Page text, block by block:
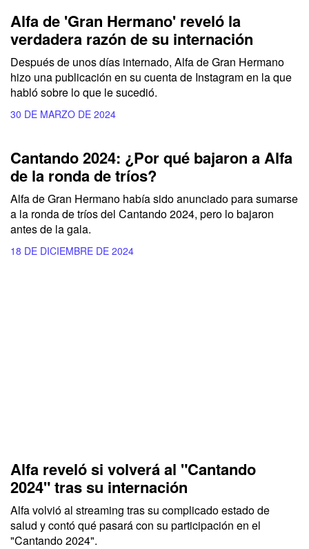
Alfa de 'Gran Hermano' reveló la
verdadera razón de su internación
Después de unos días internado, Alfa de Gran Hermano
hizo una publicación en su cuenta de Instagram en la que
habló sobre lo que le sucedió.
30 DE MARZO DE 2024
Cantando 2024: ¿Por qué bajaron a Alfa
de la ronda de tríos?
Alfa de Gran Hermano había sido anunciado para sumarse
a la ronda de tríos del Cantando 2024, pero lo bajaron
antes de la gala.
18 DE DICIEMBRE DE 2024
Alfa reveló si volverá al "Cantando
2024" tras su internación
Alfa volvió al streaming tras su complicado estado de
salud y contó qué pasará con su participación en el
"Cantando 2024".